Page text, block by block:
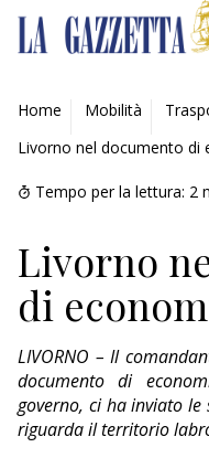
AMBIENTE
MOBILITÀ
INDUSTRIA
RICERCA
ECONOMIA
TURISMO
CULTURA
Home Mobilità
Livorno nel documento di
Tempo per la lettura: 2
Livorno
di
LIVORNO – Il
documento di
governo, ci ha inviato
riguarda il territorio